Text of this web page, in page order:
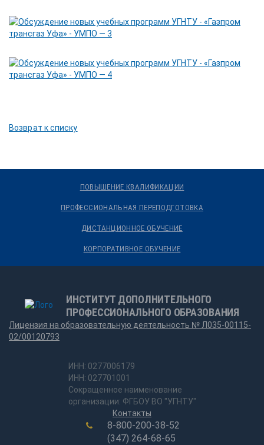
Возврат к списку
ПОВЫШЕНИЕ КВАЛИФИКАЦИИ
ПРОФЕССИОНАЛЬНАЯ ПЕРЕПОДГОТОВКА
ДИСТАНЦИОННОЕ ОБУЧЕНИЕ
КОРПОРАТИВНОЕ ОБУЧЕНИЕ
ИНСТИТУТ ДОПОЛНИТЕЛЬНОГО
ПРОФЕССИОНАЛЬНОГО ОБРАЗОВАНИЯ
Лицензия на образовательную деятельность № Л035-00115-
02/00120793
ИНН: 0277006179
ИНН: 027701001
Сокращенное наименование
организации: ФГБОУ ВО "УГНТУ"
Контакты
8-800-200-38-52
(347) 264-68-65